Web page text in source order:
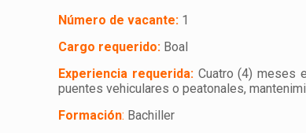
Número de vacante: 1
Cargo requerido: Boal
Experiencia requerida: Cuatro (4) meses
puentes vehiculares o peatonales,
Formación: Bachiller